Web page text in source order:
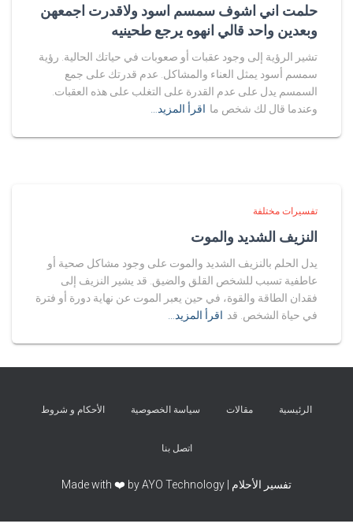
حلمت اني اشوف سمسم اسود ولاقدرت اجمعهن
وبعدين واحد قالي انهوه يرجع طحينيه
تشير الرؤية إلى وجود عقبات أو صعوبات في حياتك الحالية. رؤية
سمسم أسود يمثل العناء والمشاكل. عدم قدرتك على جمع
السمسم يدل على عدم القدرة على التغلب على هذه العقبات.
وعندما قال لك شخص ما اقرأ المزيد…
تفسيرات مختلفة
النزيف الشديد والموت
يدل الحلم بالنزيف الشديد والموت على وجود مشاكل صحية أو
عاطفية تسبب للشخص القلق والضيق. قد يشير النزيف إلى
فقدان الطاقة والقوة، في حين يعبر الموت عن نهاية دورة أو فترة
في حياة الشخص. قد اقرأ المزيد…
الرئيسية مقالات سياسة الخصوصية الأحكام و شروط
اتصل بنا
تفسير الأحلام | Made with ❤️ by AYO Technology